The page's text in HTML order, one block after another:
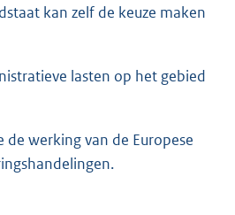
kan zelf de keuze maken
lasten op het gebied
werking van de Europese